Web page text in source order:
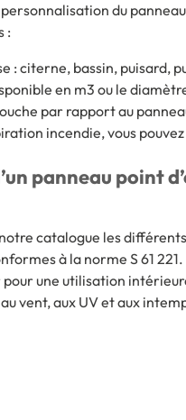
du
:
: citerne, bassin, puisard,
en m3 ou le
par rapport au
incendie, vous
panneau point
catalogue les
à la norme S 61
une utilisation
vent, aux UV et aux